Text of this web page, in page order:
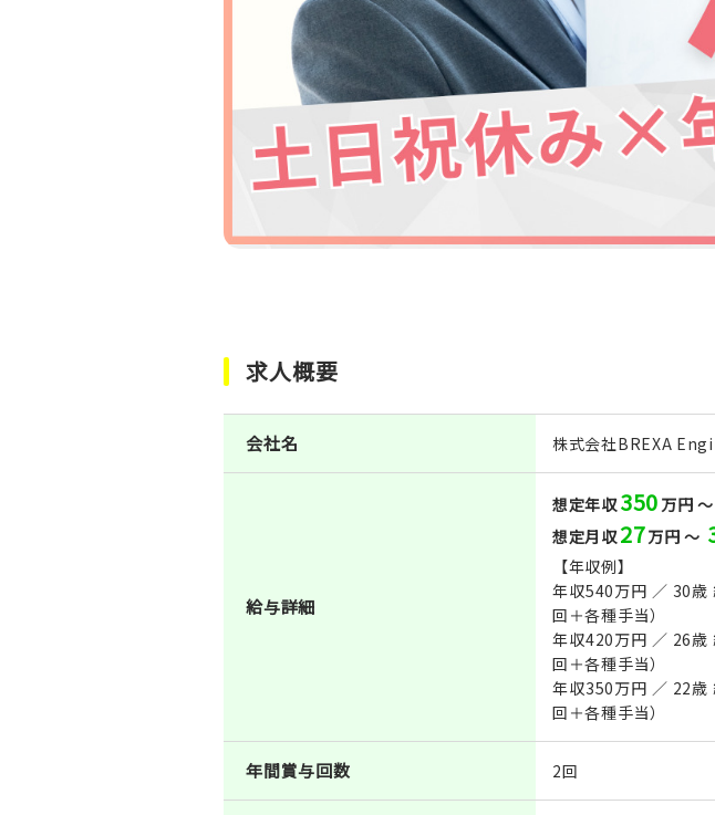
求人概要
会社名 株式会社BREXA
給与詳細
想定年収350 万円 ～
想定月収27万円 ～
【年収例】
年収540万円 ／ 30歳
回＋各種手当）
年収420万円 ／ 26歳
回＋各種手当）
年収350万円 ／ 22歳
回＋各種手当）
年間賞与回数 2回